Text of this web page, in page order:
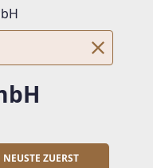
NEUSTE ZUERST